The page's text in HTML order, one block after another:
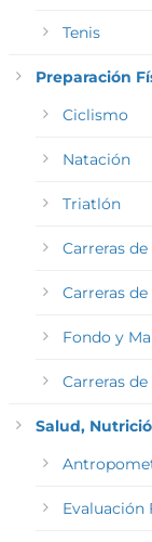
Tenis
Preparación
Ciclismo
Natación
Triatlón
Carreras
Carreras
Fondo y
Carreras
Salud,
Evaluación